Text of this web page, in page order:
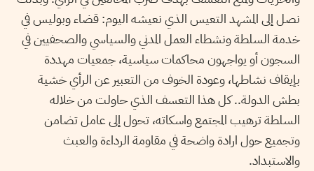
نصل إلى المشهد التعيس الذي نعيشه اليوم: قضاء وبوليس في
خدمة السلطة ونشطاء العمل المدني والسياسي والصحفيين في
السجون أو يواجهون محاكمات سياسية، جمعيات مهددة
بإيقاف نشاطها، وعودة الخوف من التعبير عن الرأي خشية
بطش الدولة.. كل هذا التعسف الذي حاولت من خلاله
السلطة ترهيب المجتمع واسكاته، تحول إلى عامل تضامن
وتجميع حول ارادة واضحة في مقاومة الرداءة والعبث
والاستبداد.